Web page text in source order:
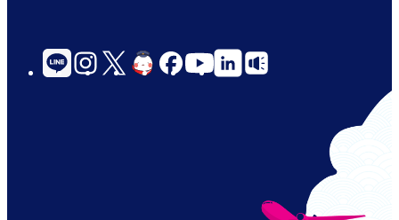
social-
links-